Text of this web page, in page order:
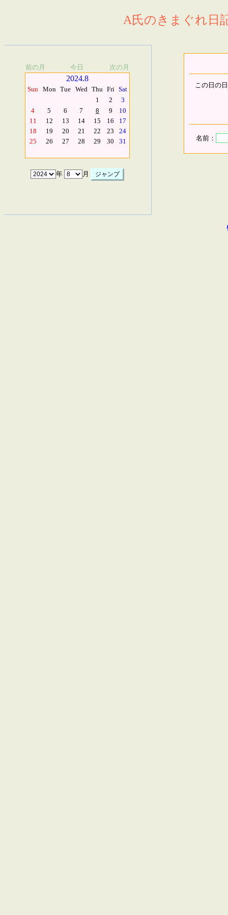
A氏のきまぐれ日
前の月 今日 次の月
2024.8
Sun Mon Tue Wed Thu Fri Sat
1
2
3
4
5 6 7 8 9
10
11
12 13 14 15 16
17
18
19 20 21 22 23
24
25
26 27 28 29 30 31
年 月
この日の
名前：